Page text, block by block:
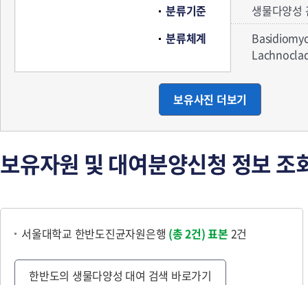
분류기준
생물다양성
분류체계
보유사진 더보기
보유자원 및 대여분양신청 정보 조
서울대학교 한반도진균자원은행 (총 2건)표본 2건
한반도의 생물다양성 대여 검색 바로가기